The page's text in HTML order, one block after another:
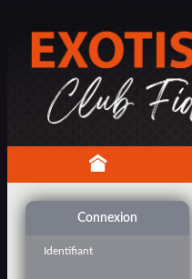
Connexion
Identifiant